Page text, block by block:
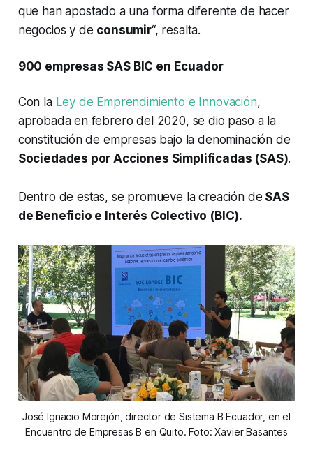
que han apostado a una forma diferente de hacer
negocios y de consumir“, resalta.
900 empresas SAS BIC en Ecuador
Con la Ley de Emprendimiento e Innovación,
aprobada en febrero del 2020, se dio paso a la
constitución de empresas bajo la denominación de
Sociedades por Acciones Simplificadas (SAS).
Dentro de estas, se promueve la creación de SAS
de Beneficio e Interés Colectivo (BIC).
José Ignacio Morejón, director de Sistema B Ecuador, en el
Encuentro de Empresas B en Quito. Foto: Xavier Basantes